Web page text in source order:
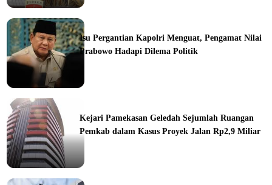
Isu Pergantian Kapolri Menguat, Pengamat Nilai
Prabowo Hadapi Dilema Politik
Kejari Pamekasan Geledah Sejumlah Ruangan
Pemkab dalam Kasus Proyek Jalan Rp2,9 Miliar